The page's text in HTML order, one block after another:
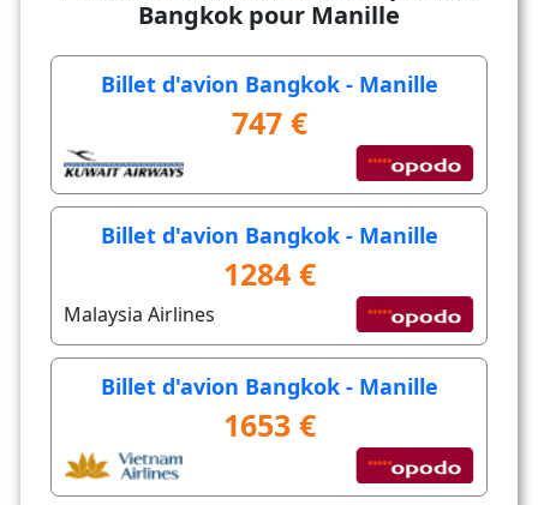
Bangkok pour Manille
Billet d'avion Bangkok - Manille
747 €
Billet d'avion Bangkok - Manille
1284 €
Malaysia Airlines
Billet d'avion Bangkok - Manille
1653 €